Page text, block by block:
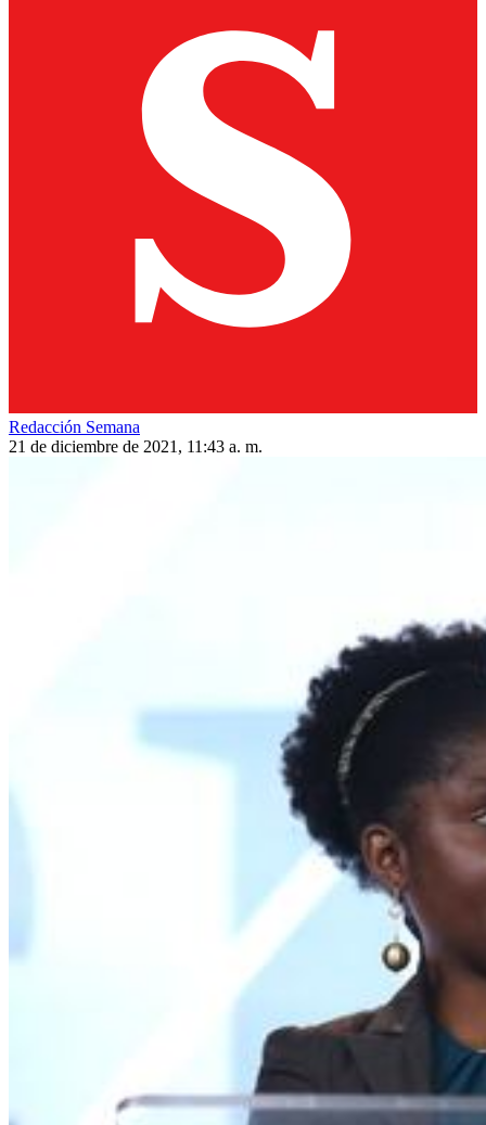
Redacción Semana
21 de diciembre de 2021, 11:43 a. m.